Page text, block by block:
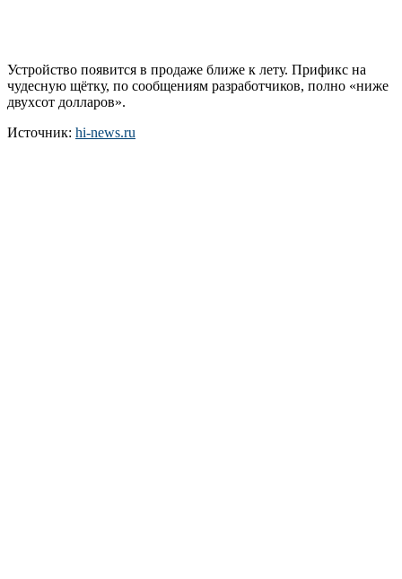
Устройство появится в продаже ближе к лету. Прификс на
чудесную щётку, по сообщениям разработчиков, полно «ниже
двухсот долларов».
Источник: hi-news.ru